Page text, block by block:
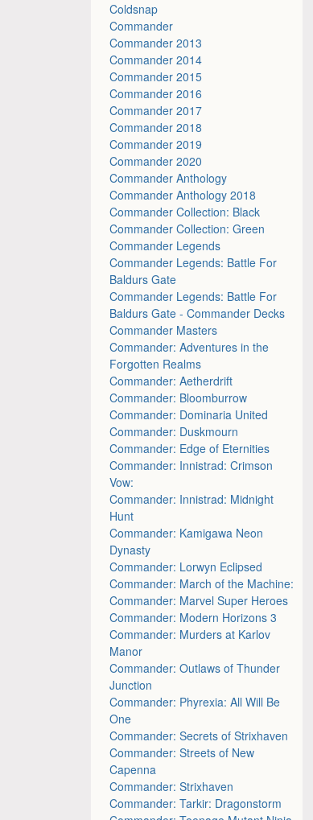
Coldsnap
Commander
Commander 2013
Commander 2014
Commander 2015
Commander 2016
Commander 2017
Commander 2018
Commander 2019
Commander 2020
Commander Anthology
Commander Anthology 2018
Commander Collection: Black
Commander Collection: Green
Commander Legends
Commander Legends: Battle For
Baldurs Gate
Commander Legends: Battle For
Baldurs Gate - Commander Decks
Commander Masters
Commander: Adventures in the
Forgotten Realms
Commander: Aetherdrift
Commander: Bloomburrow
Commander: Dominaria United
Commander: Duskmourn
Commander: Edge of Eternities
Commander: Innistrad: Crimson
Vow:
Commander: Innistrad: Midnight
Hunt
Commander: Kamigawa Neon
Dynasty
Commander: Lorwyn Eclipsed
Commander: March of the Machine:
Commander: Marvel Super Heroes
Commander: Modern Horizons 3
Commander: Murders at Karlov
Manor
Commander: Outlaws of Thunder
Junction
Commander: Phyrexia: All Will Be
One
Commander: Secrets of Strixhaven
Commander: Streets of New
Capenna
Commander: Strixhaven
Commander: Tarkir: Dragonstorm